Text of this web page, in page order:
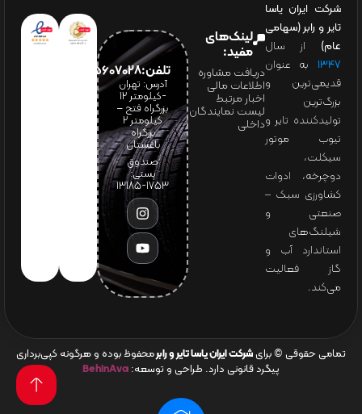
شرکت ایران یاسا
تایر و رابر (سهامی
عام) از سال
۱۳۴۷ به عنوان
قدیمی‌ترین و
بزرگ‌ترین
تولیدکننده تایر و
تیوب موتور
سیکلت،
دوچرخه، ادوات
کشاورزی سبک –
صنعتی و
شیلنگ‌های
استاندارد آب و
گاز فعالیت
می‌کند.
لینک‌های
مفید:
دریافت مشاوره
اطلاعات مالی
اخبار مرتبط
لیست نمایندگان
داخلی
تلفن:65607028(021)
آدرس: تهران
-کیلومتر 12
بزرگراه فتح –
کیلومتر ۲
بزرگراه
باغستان
صندوق
پستی:
1753-13185
تمامی حقوقی © برای شرکت ایران یاسا تایر و رابرمحفوظ بوده و هرگونه کپی‌برداری
پیگرد قانونی دارد. طراحی و توسعه: BehinAva